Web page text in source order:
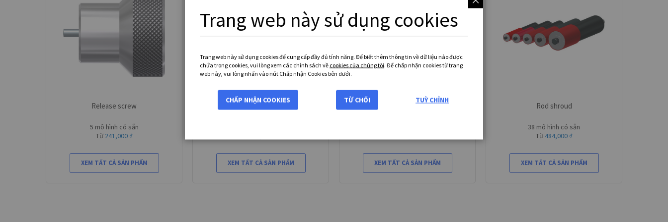
Release screw
5 mô hình có sẵn
Từ 241,000 ₫
XEM TẤT CẢ SẢN PHẨM
End fittings
XEM TẤT CẢ SẢN PHẨM
Connecting parts
XEM TẤT CẢ SẢN PHẨM
Rod shroud
38 mô hình có sẵn
Từ 484,000 ₫
XEM TẤT CẢ SẢN PHẨM
Trang web này sử dụng cookies
Trang web này sử dụng cookies để cung cấp đầy đủ tính năng. Để biết thêm thông tin về dữ liệu nào được
chứa trong cookies, vui lòng xem các chính sách về cookies của chúng tôi. Để chấp nhận cookies từ trang
web này, vui lòng nhấn vào nút Chấp nhận Cookies bên dưới.
CHẤP NHẬN COOKIES TỪ CHỐI TUỲ CHỈNH